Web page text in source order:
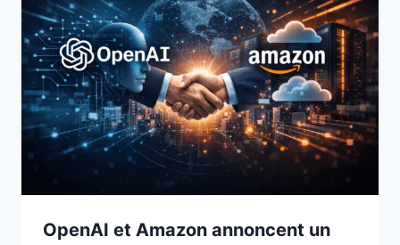
OpenAI et Amazon annoncent un